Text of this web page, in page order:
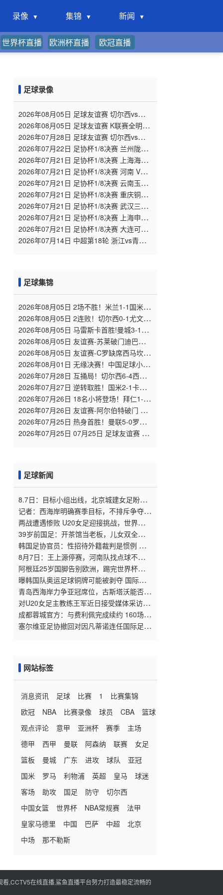
录像 集锦 新闻
世界杯直播 欧洲杯直播 欧冠直播
足球录像
2026年08月05日 足球友谊赛 切尔西vs尤文
图斯 全场录像
2026年08月05日 足球友谊赛 K联赛全明星
vs曼城 全场录像
2026年07月28日 足球友谊赛 切尔西vs西悉
尼漫步者 全场录像
2026年07月22日 足协杯1/8决赛 兰州陇原
竞技 VS 陕西联合 全场录像
2026年07月21日 足协杯1/8决赛 上海海港
VS 深圳新鹏城 全场录像
2026年07月21日 足协杯1/8决赛 河南 VS
大连英博 全场录像
2026年07月21日 足协杯1/8决赛 云南玉昆
VS 成都蓉城 全场录像
2026年07月21日 足协杯1/8决赛 重庆铜梁
龙 VS 青岛西海岸 全场录像
2026年07月21日 足协杯1/8决赛 武汉三镇
VS 山东泰山 全场录像
2026年07月21日 足协杯1/8决赛 上海申花
VS 青岛海牛 全场录像
2026年07月21日 足协杯1/8决赛 大连可为
VS 北京国安 全场录像
2026年07月14日 中超第18轮 浙江vs青岛
足球集锦
2026年08月05日 2场不胜！米兰1-1国米 迪
马尔科破门 恩昆库造点+点射拉莫斯登场
2026年08月05日 2连败！切尔西0-1尤文 热
格罗瓦世界波制胜穆德里克时隔614天复出
2026年08月05日 马雷斯卡首胜!曼城3-1K
联赛全明星 赖因德斯努里破门塞梅尼奥助
2026年08月05日 友谊赛-苏莱破门迪巴拉助
攻 罗马4-1纽波特郡
2026年08月05日 友谊赛-C罗缺席西马坎送
点 胜利0-2不敌阿尔梅里亚
2026年08月01日 无缘决赛！中国足球小将
红队0-2亚洲明星联，后者决赛战杭州足管
2026年07月28日 互捅局！切尔西6-4西悉
尼漫步者 佩德罗替补3射1传阿隆索开门红
2026年07月27日 逆转取胜！国米2-1卡尔
斯鲁厄 迪乌夫绝杀+双响+世界波破门
2026年07月26日 18名小将登场！拜仁1-2
德丙球队韦恩 比朔夫点射乌尔赖希“下蛋”
2026年07月26日 友谊赛-阿尔伯特破门 多
特1-2遭杜塞尔多夫逆转
2026年07月25日 热身首胜！曼联5-0罗森
博格 齐尔克泽传射莱西德瓦尼阿玛斯破门
2026年07月25日 07月25日 足球友谊赛 罗
足球新闻
8.7日：目标小组出线，北京城建女足盼把
亚冠比赛带回北京
记者：西海岸明确赛季目标，不排斥争夺
2027
两战遭遇惨败 U20女足迎接挑战，世界杯出
线压力重重
39岁前国足：开茶馆当老板，儿女双全已财
富自由，妻子还是黄圣依朋友
韩国足协官员：性招待外籍裁判是惯例 这
样他们才能吹好哨
8月7日：王上源停赛，河南队找点球不灵
了，马拉尼昂不会射门，郑智剑指亚冠名额
阿根廷25岁国脚告别欧洲，踢完世界杯即转
会！正值巅峰回归阿超
曝韩国队奥运足球铜牌可能被剥夺 国际足
联处罚时效已过
青岛西海岸力争亚冠席位，古斯塔沃能否提
升表现？
对U20女足主教练王军近日接受媒体采访对
话的解读
成都蓉城官方：与费利佩完成续约 160场84
球队史最佳射手
塞尔维亚足协撤回对因凡蒂诺连任国际足联
网站标签
消息资讯 足球 比赛 1
比赛集锦
欧冠
NBA 比赛录像 球员 CBA
篮球
观点评论
意甲 亚洲杯 赛季
主场
德甲
西甲 曼联 阿森纳 联赛
女足
篮板
曼城 广东 进攻 球队
亚冠
国米
罗马 利物浦 英超 皇马
球迷
客场
助攻 国足 防守
切尔西
中国女篮
世界杯 NBA常规赛
法甲
皇家马德里
中国 巴萨 中超
北京
中场
那不勒斯
,CCTV5在线直播,鲨鱼直播平台努力打造最稳定流畅的